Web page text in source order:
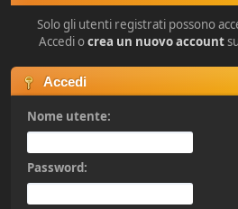
Solo gli utenti registrati possono
Accedi ocrea un nuovo account
Accedi
Nome utente:
Password: